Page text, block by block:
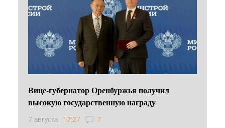
Вице-губернатор Оренбуржья получил
высокую государственную награду
7 августа 17:27 7